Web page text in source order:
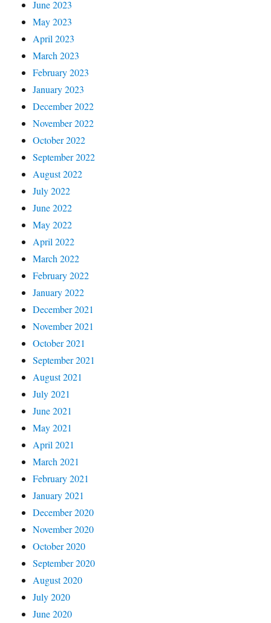
June 2023
May 2023
April 2023
March 2023
February 2023
January 2023
December 2022
November 2022
October 2022
September 2022
August 2022
July 2022
June 2022
May 2022
April 2022
March 2022
February 2022
January 2022
December 2021
November 2021
October 2021
September 2021
August 2021
July 2021
June 2021
May 2021
April 2021
March 2021
February 2021
January 2021
December 2020
November 2020
October 2020
September 2020
August 2020
July 2020
June 2020